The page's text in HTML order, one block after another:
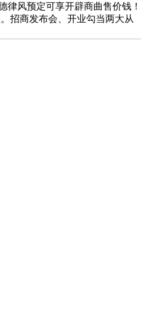
律风预定可享开辟商曲售价钱！
招商发布会、开业勾当两大从